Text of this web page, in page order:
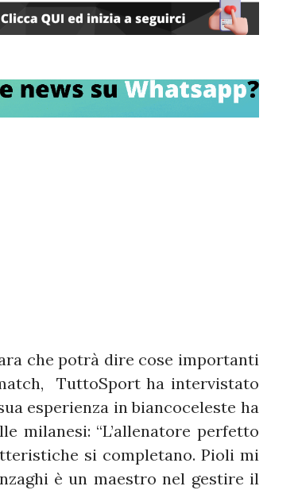
che potrà dire cose importanti
TuttoSport ha intervistato
esperienza in biancoceleste ha
milanesi: “L’allenatore perfetto
si completano. Pioli mi
è un maestro nel gestire il